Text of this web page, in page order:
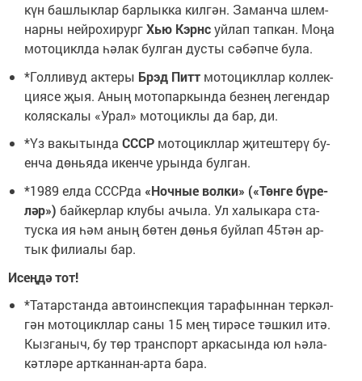
күн баш­лык­лар бар­лык­ка кил­гән. За­ман­ча шлем­
нар­ны ней­ро­хи­рургХью Кэрнсуй­лап тап­кан. Мо­ңа
мо­то­цикл­да һә­лак бул­ган дус­ты сә­бәп­че бу­ла.
*Гол­ли­вуд ак­те­ры Брэд Питт мо­то­цикл­лар кол­лек­
ци­я­се җыя. Аның мо­то­пар­кын­да без­нең ле­ген­дар
ко­ляс­ка­лы «У­рал» мо­то­цик­лы да бар, ди.
*Үз ва­кы­тын­да СССР мо­то­цикл­лар җи­теш­те­рү бу­
ен­ча дөнь­я­да икен­че урын­да бул­ган.
*1989 ел­да СССР­да «Ноч­ные вол­ки» («Төн­ге бү­ре­
ләр») бай­кер­лар клу­бы ачы­ла. Ул ха­лы­ка­ра ста­
тус­ка ия һәм аның бө­тен дөнья буй­лап 45тән ар­
тык фи­ли­а­лы бар.
Исең­дә тот!
*Та­тарс­тан­да ав­то­инс­пек­ция та­ра­фын­нан тер­кәл­
гән мо­то­цикл­лар са­ны 15 мең ти­рә­се тәш­кил итә.
Кыз­га­ныч, бу төр транс­порт ар­ка­сын­да юл һә­ла­
кәт­лә­ре арт­кан­нан-ар­та ба­ра.